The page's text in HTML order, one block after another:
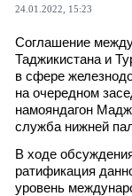
24.01.2022, 15:23
Соглашение
Таджикистана и
в сфере
на очередном
намояндагон
служба нижней
В ходе
ратификация
уровень